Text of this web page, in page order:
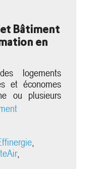
Bâtiment
en
logements
et économes
ou plusieurs
énergétique
logements
national est
actuels, à la
économique
pour objectif
logements
et économes
ou plusieurs
,
,